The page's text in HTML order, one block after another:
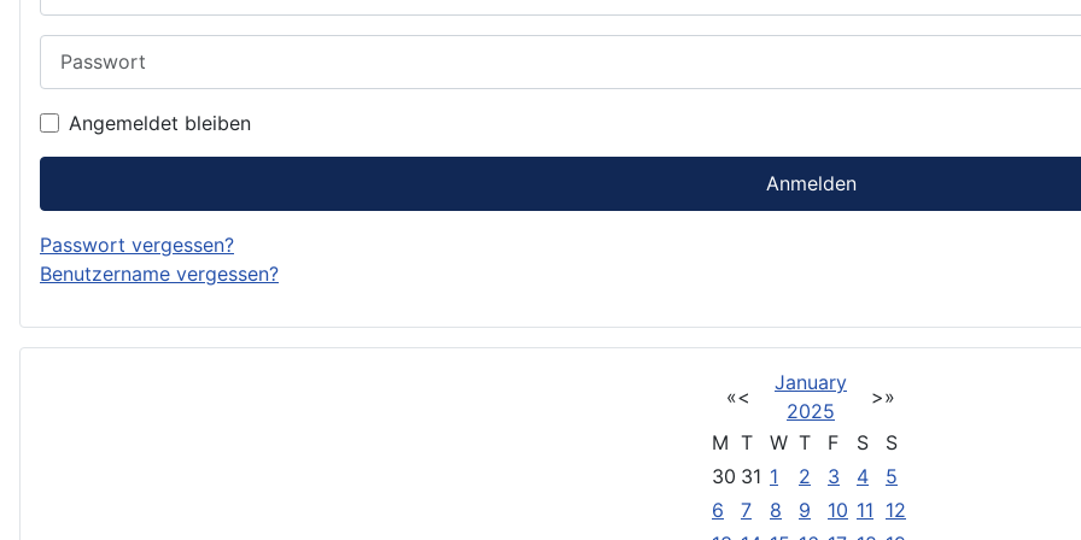
Angemeldet bleiben
Anmelden
Passwort vergessen?
Benutzername vergessen?
«<
January
2025
>»
M T W T F S
S
30 31 1 2 3 4
5
6
7 8 9 10 11 12